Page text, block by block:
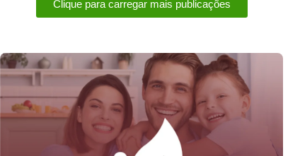
Clique para carregar mais publicações